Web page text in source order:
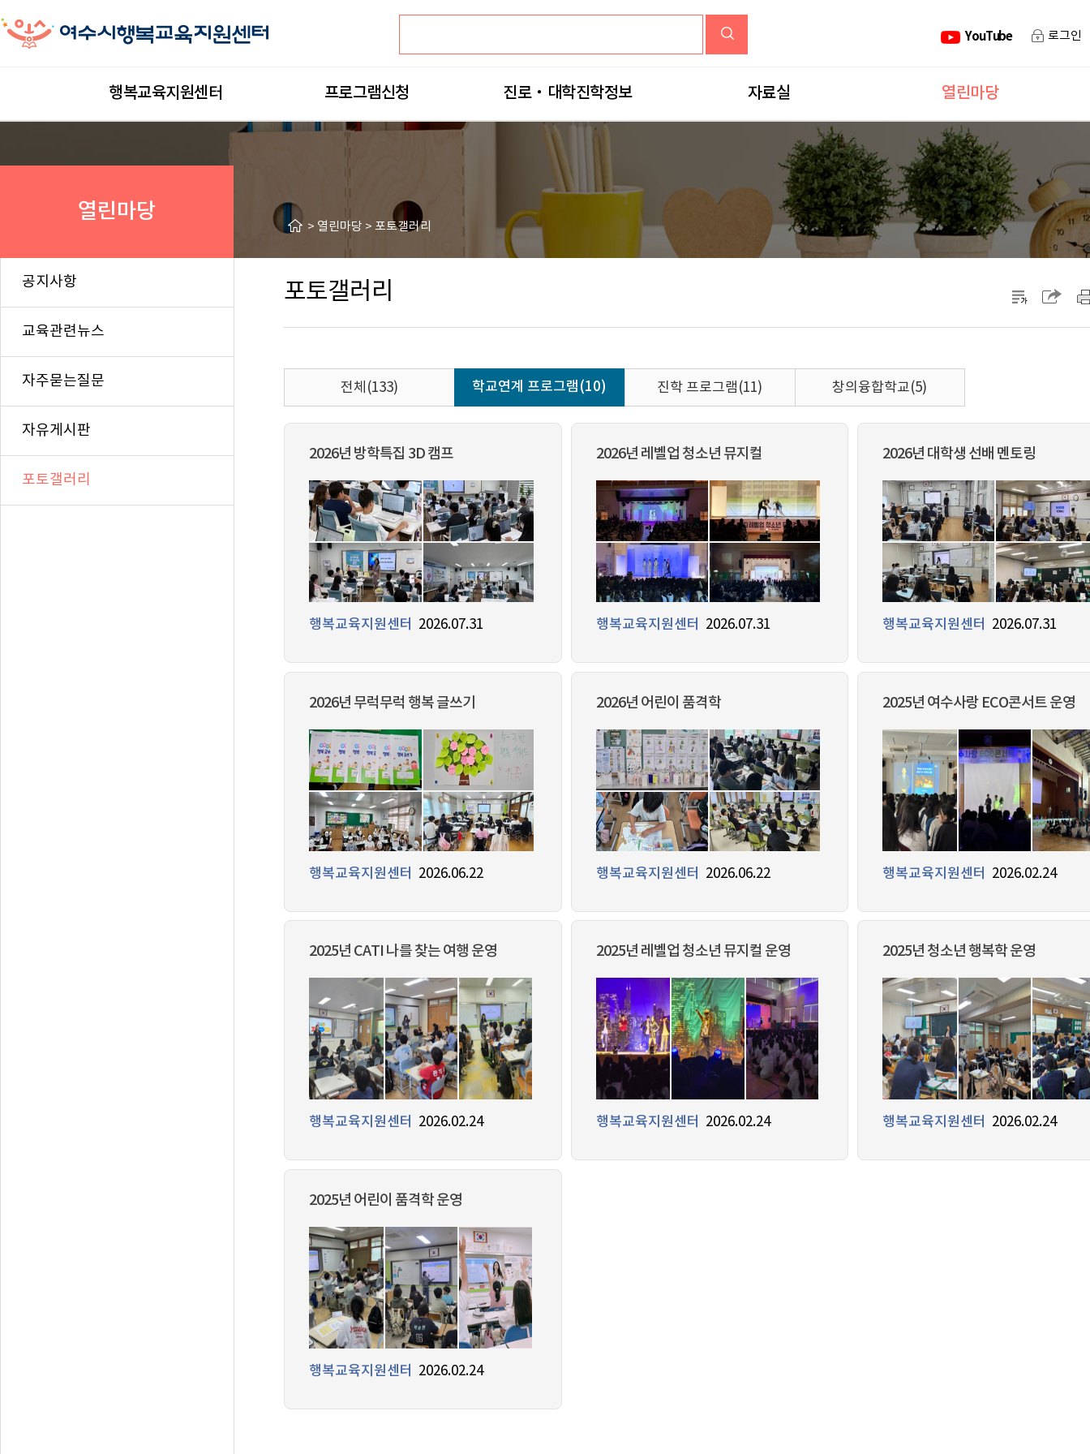
YouTube 로그인
행복교육지원센터 프로그램신청 진로‧대학진학정보 자료실 열린마당
열린마당
> 열린마당 > 포토갤러리
공지사항
교육관련뉴스
자주묻는질문
자유게시판
포토갤러리
포토갤러리
전체(133) 학교연계 프로그램(10) 진학 프로그램(11) 창의융합학교(5)
2026년 방학특집 3D 캠프
행복교육지원센터 2026.07.31
2026년 레벨업 청소년 뮤지컬
행복교육지원센터 2026.07.31
2026년 대학생 선배 멘토링
행복교육지원센터 2026.07.31
2026년 무럭무럭 행복 글쓰기
행복교육지원센터 2026.06.22
2026년 어린이 품격학
행복교육지원센터 2026.06.22
2025년 여수사랑 ECO콘서트 운영
행복교육지원센터 2026.02.24
2025년 CATI 나를 찾는 여행 운영
행복교육지원센터 2026.02.24
2025년 레벨업 청소년 뮤지컬 운영
행복교육지원센터 2026.02.24
2025년 청소년 행복학 운영
행복교육지원센터 2026.02.24
2025년 어린이 품격학 운영
행복교육지원센터 2026.02.24